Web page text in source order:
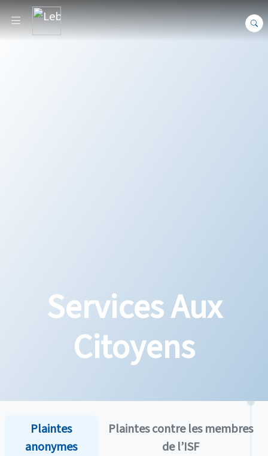
Services Aux
Citoyens
Plaintes
anonymes
Plaintes contre les membres
de l’ISF